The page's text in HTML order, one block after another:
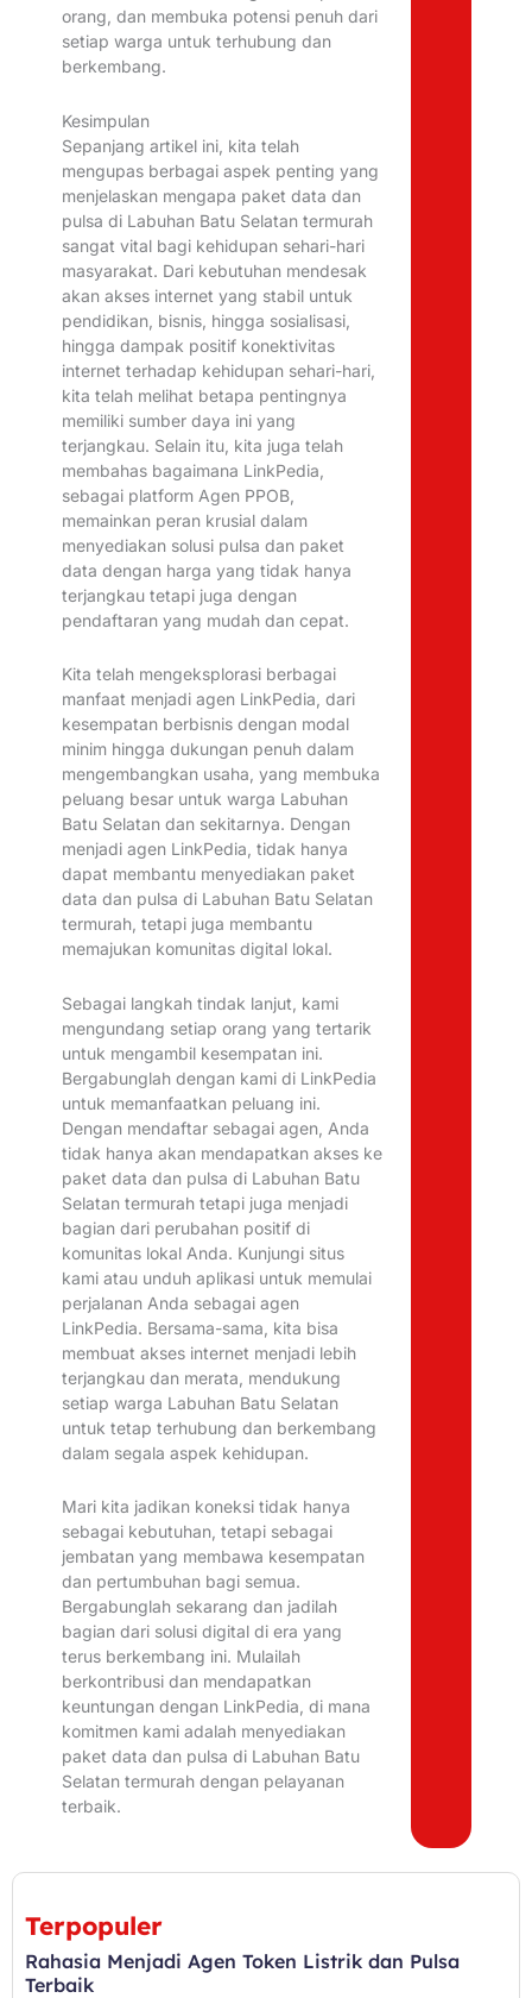
orang, dan membuka potensi penuh dari
setiap warga untuk terhubung dan
berkembang.
Kesimpulan
Sepanjang artikel ini, kita telah
mengupas berbagai aspek penting yang
menjelaskan mengapa paket data dan
pulsa di Labuhan Batu Selatan termurah
sangat vital bagi kehidupan sehari-hari
masyarakat. Dari kebutuhan mendesak
akan akses internet yang stabil untuk
pendidikan, bisnis, hingga sosialisasi,
hingga dampak positif konektivitas
internet terhadap kehidupan sehari-hari,
kita telah melihat betapa pentingnya
memiliki sumber daya ini yang
terjangkau. Selain itu, kita juga telah
membahas bagaimana LinkPedia,
sebagai platform Agen PPOB,
memainkan peran krusial dalam
menyediakan solusi pulsa dan paket
data dengan harga yang tidak hanya
terjangkau tetapi juga dengan
pendaftaran yang mudah dan cepat.
Kita telah mengeksplorasi berbagai
manfaat menjadi agen LinkPedia, dari
kesempatan berbisnis dengan modal
minim hingga dukungan penuh dalam
mengembangkan usaha, yang membuka
peluang besar untuk warga Labuhan
Batu Selatan dan sekitarnya. Dengan
menjadi agen LinkPedia, tidak hanya
dapat membantu menyediakan paket
data dan pulsa di Labuhan Batu Selatan
termurah, tetapi juga membantu
memajukan komunitas digital lokal.
Sebagai langkah tindak lanjut, kami
mengundang setiap orang yang tertarik
untuk mengambil kesempatan ini.
Bergabunglah dengan kami di LinkPedia
untuk memanfaatkan peluang ini.
Dengan mendaftar sebagai agen, Anda
tidak hanya akan mendapatkan akses ke
paket data dan pulsa di Labuhan Batu
Selatan termurah tetapi juga menjadi
bagian dari perubahan positif di
komunitas lokal Anda. Kunjungi situs
kami atau unduh aplikasi untuk memulai
perjalanan Anda sebagai agen
LinkPedia. Bersama-sama, kita bisa
membuat akses internet menjadi lebih
terjangkau dan merata, mendukung
setiap warga Labuhan Batu Selatan
untuk tetap terhubung dan berkembang
dalam segala aspek kehidupan.
Mari kita jadikan koneksi tidak hanya
sebagai kebutuhan, tetapi sebagai
jembatan yang membawa kesempatan
dan pertumbuhan bagi semua.
Bergabunglah sekarang dan jadilah
bagian dari solusi digital di era yang
terus berkembang ini. Mulailah
berkontribusi dan mendapatkan
keuntungan dengan LinkPedia, di mana
komitmen kami adalah menyediakan
paket data dan pulsa di Labuhan Batu
Selatan termurah dengan pelayanan
terbaik.
Terpopuler
Rahasia Menjadi Agen Token Listrik dan Pulsa
Terbaik